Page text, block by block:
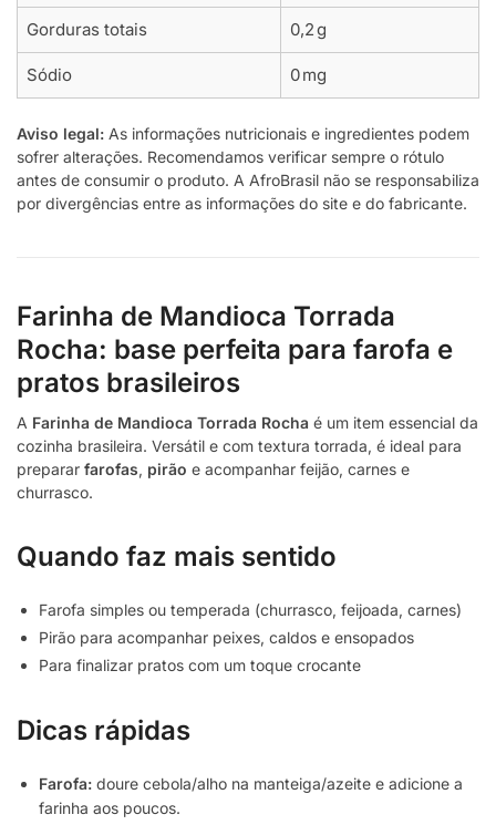
Gorduras totais 0,2 g
Sódio 0 mg
Aviso legal: As informações nutricionais e ingredientes podem
sofrer alterações. Recomendamos verificar sempre o rótulo
antes de consumir o produto. A AfroBrasil não se responsabiliza
por divergências entre as informações do site e do fabricante.
Farinha de Mandioca Torrada
Rocha: base perfeita para farofa e
pratos brasileiros
A Farinha de Mandioca Torrada Rocha é um item essencial da
cozinha brasileira. Versátil e com textura torrada, é ideal para
preparar farofas, pirão e acompanhar feijão, carnes e
churrasco.
Quando faz mais sentido
Farofa simples ou temperada (churrasco, feijoada, carnes)
Pirão para acompanhar peixes, caldos e ensopados
Para finalizar pratos com um toque crocante
Dicas rápidas
Farofa: doure cebola/alho na manteiga/azeite e adicione a
farinha aos poucos.